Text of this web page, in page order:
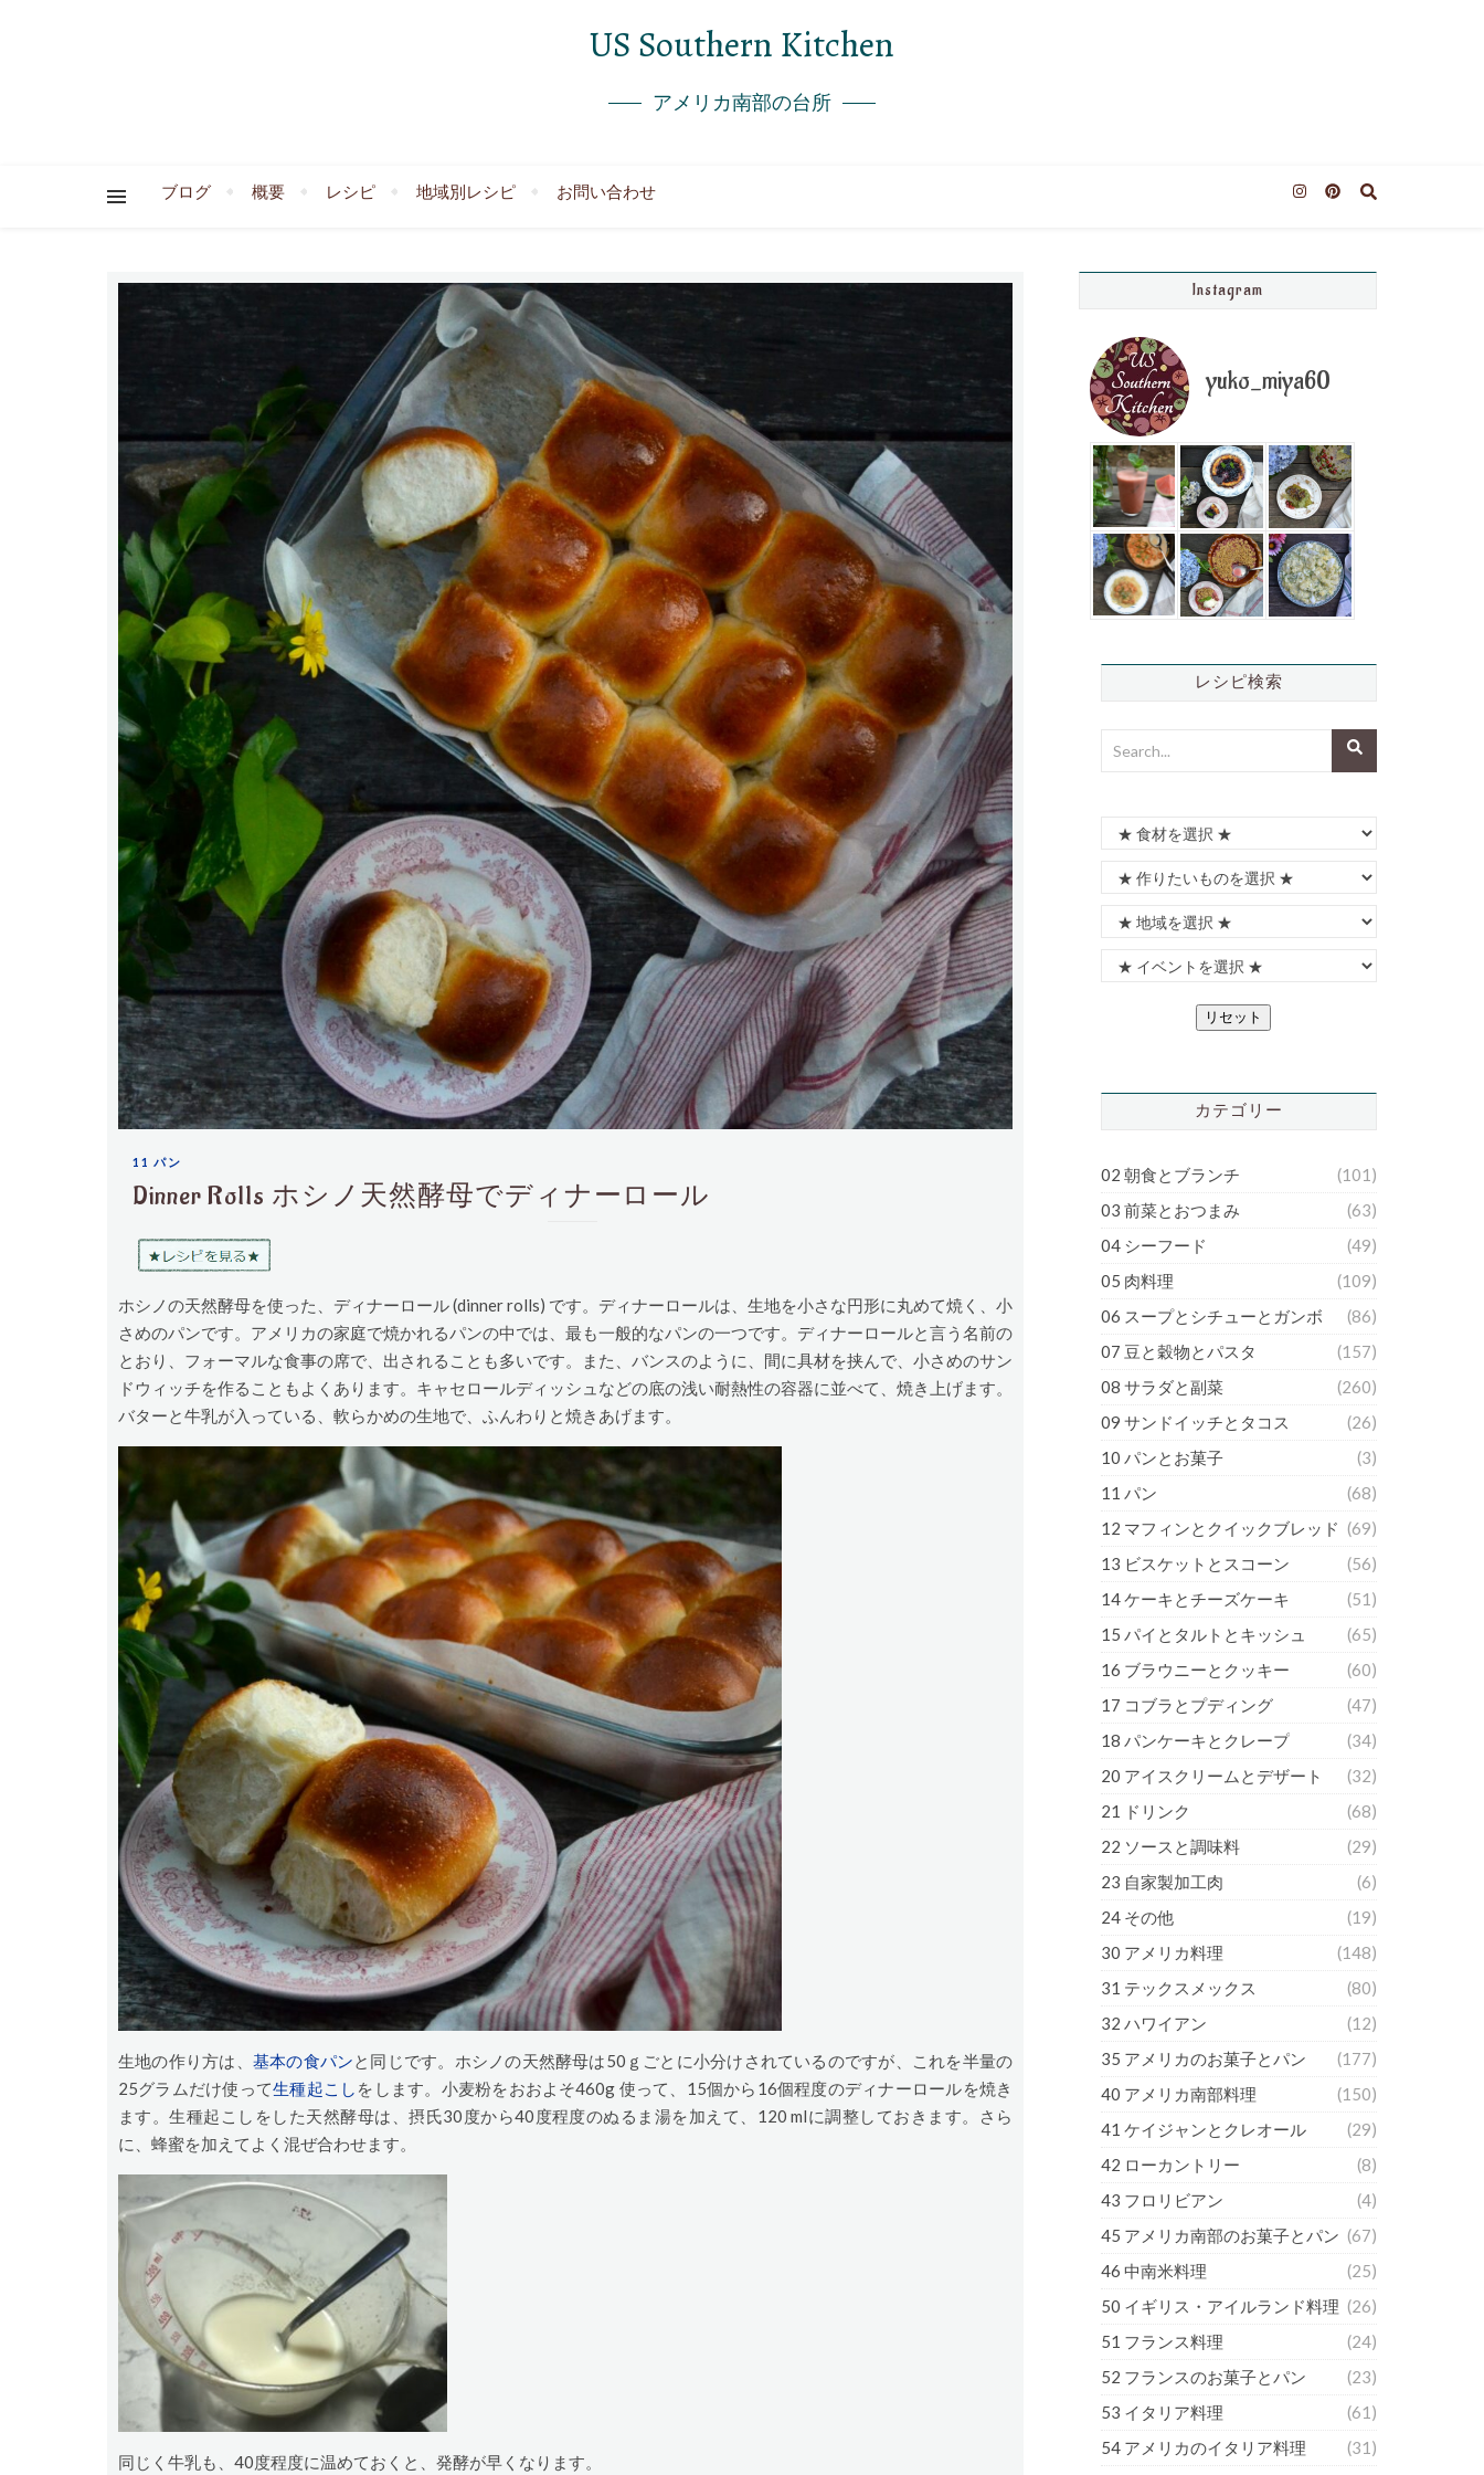
US Southern Kitchen
アメリカ南部の台所
ブログ 概要 レシピ 地域別レシピ お問い合わせ
11 パン
Dinner Rolls ホシノ天然酵母でディナーロール
ホシノの天然酵母を使った、ディナーロール (dinner rolls) です。ディナーロールは、生地を小さな円形に丸めて焼く、小
さめのパンです。アメリカの家庭で焼かれるパンの中では、最も一般的なパンの一つです。ディナーロールと言う名前の
とおり、フォーマルな食事の席で、出されることも多いです。また、バンスのように、間に具材を挟んで、小さめのサン
ドウィッチを作ることもよくあります。キャセロールディッシュなどの底の浅い耐熱性の容器に並べて、焼き上げます。
バターと牛乳が入っている、軟らかめの生地で、ふんわりと焼きあげます。
生地の作り方は、 基本の食パンと同じです。ホシノの天然酵母は50ｇごとに小分けされているのですが、これを半量の
25グラムだけ使って生種起こし をします。小麦粉をおおよそ460g 使って、15個から16個程度のディナーロールを焼き
ます。生種起こしをした天然酵母は、摂氏30度から40度程度のぬるま湯を加えて、120 mlに調整しておきます。さら
に、蜂蜜を加えてよく混ぜ合わせます。
同じく牛乳も、40度程度に温めておくと、発酵が早くなります。
Instagram
yuko_miya60
レシピ検索
リセット
カテゴリー
02 朝食とブランチ
(101)
03 前菜とおつまみ
(63)
04 シーフード
(49)
05 肉料理
(109)
06 スープとシチューとガンボ
(86)
07 豆と穀物とパスタ
(157)
08 サラダと副菜
(260)
09 サンドイッチとタコス
(26)
10 パンとお菓子
(3)
11 パン
(68)
12 マフィンとクイックブレッド (69)
13 ビスケットとスコーン
(56)
14 ケーキとチーズケーキ
(51)
15 パイとタルトとキッシュ
(65)
16 ブラウニーとクッキー
(60)
17 コブラとプディング
(47)
18 パンケーキとクレープ
(34)
20 アイスクリームとデザート
(32)
21 ドリンク
(68)
22 ソースと調味料
(29)
23 自家製加工肉
(6)
24 その他
(19)
30 アメリカ料理
(148)
31 テックスメックス
(80)
32 ハワイアン
(12)
35 アメリカのお菓子とパン
(177)
40 アメリカ南部料理
(150)
41 ケイジャンとクレオール
(29)
42 ローカントリー
(8)
43 フロリビアン
(4)
45 アメリカ南部のお菓子とパン (67)
46 中南米料理
(25)
50 イギリス・アイルランド料理 (26)
51 フランス料理
(24)
52 フランスのお菓子とパン
(23)
53 イタリア料理
(61)
54 アメリカのイタリア料理
(31)